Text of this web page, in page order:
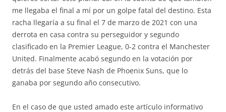
me llegaba el final a mí por un golpe fatal del destino. Esta
racha llegaría a su final el 7 de marzo de 2021 con una
derrota en casa contra su perseguidor y segundo
clasificado en la Premier League, 0-2 contra el Manchester
United. Finalmente acabó segundo en la votación por
detrás del base Steve Nash de Phoenix Suns, que lo
ganaba por segundo año consecutivo.
En el caso de que usted amado este artículo informativo